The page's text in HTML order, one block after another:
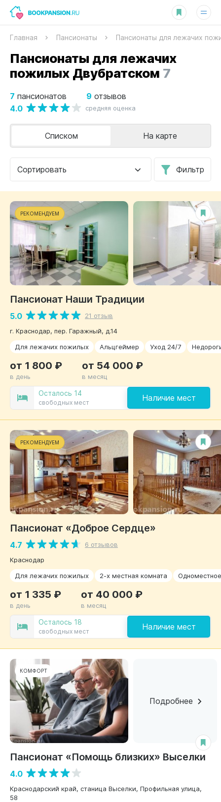
Главная Пансионаты Пансионаты для лежачих
Пансионаты для лежачих
пожилых Двубратском 7
7 пансионатов 9 отзывов
4.0 средняя оценка
Сортировать Фильтр
Списком На карте
РЕКОМЕНДУЕМ
Пансионат Наши Традиции
5.0
21 отзыв
г. Краснодар, пер. Гаражный, д.14
Для лежачих пожилых
Альцгеймер Уход 24/7
Осталось 14
свободных мест Наличие мест
от 1 800 ₽
в день
от 54 000 ₽
в месяц
РЕКОМЕНДУЕМ
Пансионат «Доброе Сердце»
4.7
6 отзывов
Краснодар
Для лежачих пожилых
2-х местная комната
Осталось 18
свободных мест Наличие мест
от 1 335 ₽
в день
от 40 000 ₽
в месяц
КОМФОРТ
Подробнее
Пансионат «Помощь близких» Выселки
4.0
Краснодарский край, станица Выселки, Профильная улица,
58